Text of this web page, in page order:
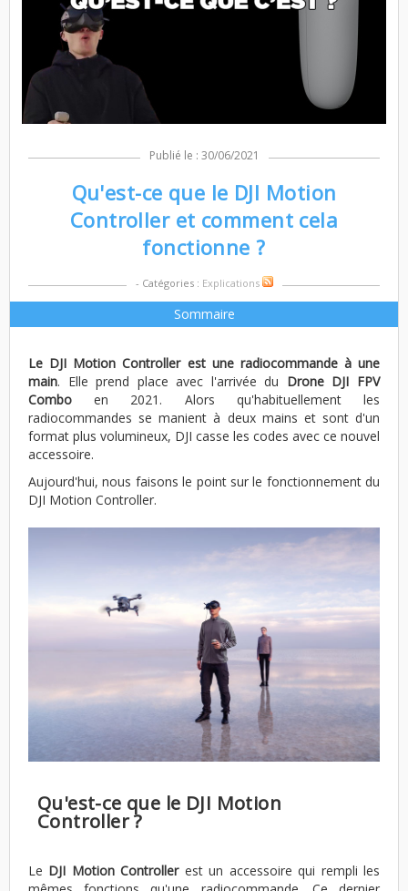
Publié le : 30/06/2021
Qu'est-ce que le DJI Motion
Controller et comment cela
fonctionne ?
- Catégories : Explications
Sommaire
Le DJI Motion Controller est une radiocommande à une
main. Elle prend place avec l'arrivée du Drone DJI FPV
Combo en 2021. Alors qu'habituellement les
radiocommandes se manient à deux mains et sont d'un
format plus volumineux, DJI casse les codes avec ce nouvel
accessoire.
Aujourd'hui, nous faisons le point sur le fonctionnement du
DJI Motion Controller.
Qu'est-ce que le DJI Motion
Controller ?
Le DJI Motion Controllerest un accessoire qui rempli les